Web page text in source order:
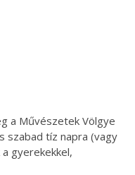
a Művészetek Völgye
szabad tíz napra (vagy
gyerekekkel,